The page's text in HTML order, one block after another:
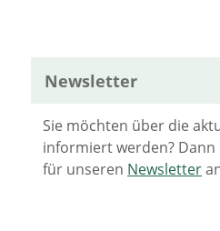
Newsletter
Sie möchten über die
informiert werden? Dann
für unseren Newsletter